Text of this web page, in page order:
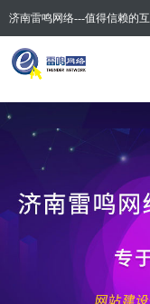
济南雷鸣网络---值得信赖的